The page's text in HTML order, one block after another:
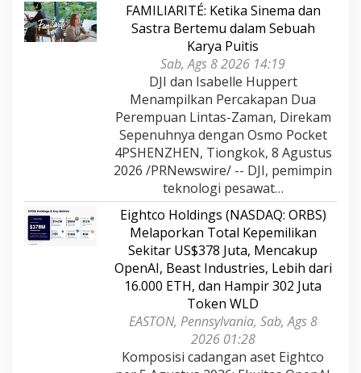
FAMILIARITÉ: Ketika Sinema dan
Sastra Bertemu dalam Sebuah
Karya Puitis
Sab, Ags 8 2026 14:19
DJI dan Isabelle Huppert
Menampilkan Percakapan Dua
Perempuan Lintas-Zaman, Direkam
Sepenuhnya dengan Osmo Pocket
4PSHENZHEN, Tiongkok, 8 Agustus
2026 /PRNewswire/ -- DJI, pemimpin
teknologi pesawat…
Eightco Holdings (NASDAQ: ORBS)
Melaporkan Total Kepemilikan
Sekitar US$378 Juta, Mencakup
OpenAI, Beast Industries, Lebih dari
16.000 ETH, dan Hampir 302 Juta
Token WLD
EASTON, Pennsylvania, Sab, Ags 8
2026 01:28
Komposisi cadangan aset Eightco